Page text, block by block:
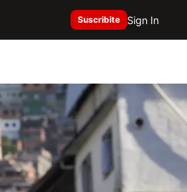
Suscribite Sign In